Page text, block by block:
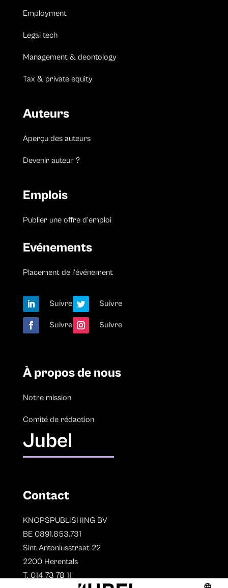
Employment
Legal tech
Management & deontology
Tax & private equity
Auteurs
Aperçu des auteurs
Devenir auteur ?
Emplois
Publier une offre d’emploi
Evénements
Placement de l’événement
Suivre Suivre
Suivre Suivre
À propos de nous
Notre mission
Comité de rédaction
Jubel
Contact
KNOPSPUBLISHING BV
BE 0891.853.731
Sint-Antoniusstraat 22
2200 Herentals
T. 014 73 78 11